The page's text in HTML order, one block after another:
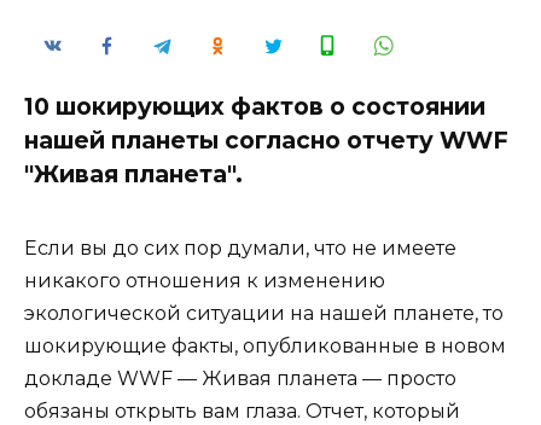
10 шокирующих фактов о состоянии
нашей планеты согласно отчету WWF
"Живая планета".
Если вы до сих пор думали, что не имеете
никакого отношения к изменению
экологической ситуации на нашей планете, то
шокирующие факты, опубликованные в новом
докладе WWF — Живая планета — просто
обязаны открыть вам глаза. Отчет, который